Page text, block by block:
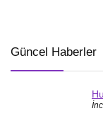
Güncel Haberler